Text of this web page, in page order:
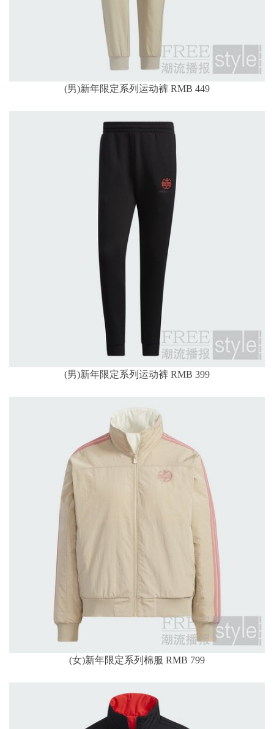
(男)新年限定系列运动裤 RMB 449
(男)新年限定系列运动裤 RMB 399
(女)新年限定系列棉服 RMB 799